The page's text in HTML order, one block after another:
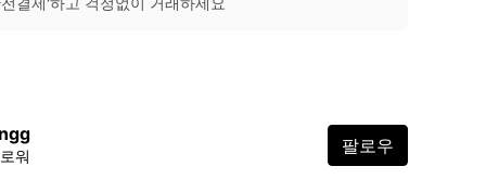
워 팔로우